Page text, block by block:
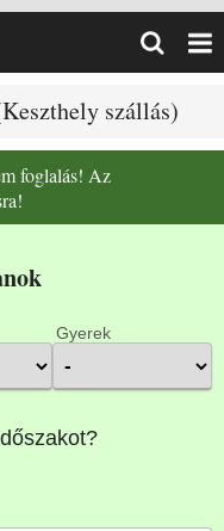
szállás)
foglalás! Az
Gyerek